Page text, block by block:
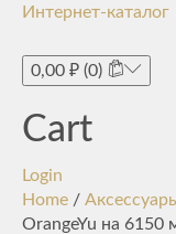
Интернет-каталог
0,00 ₽ (0)
Cart
Login
Home /
OrangeYu на 6150